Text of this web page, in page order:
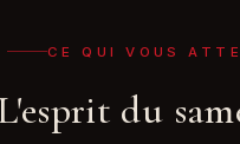
CE QUI VOUS
du